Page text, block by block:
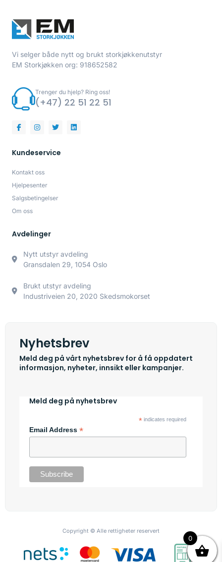
Vi selger både nytt og brukt storkjøkkenutstyr
EM Storkjøkken org: 918652582
Trenger du hjelp? Ring oss!
(+47) 22 51 22 51
Kundeservice
Kontakt oss
Hjelpesenter
Salgsbetingelser
Om oss
Avdelinger
Nytt utstyr avdeling
Gransdalen 29, 1054 Oslo
Brukt utstyr avdeling
Industriveien 20, 2020 Skedsmokorset
Nyhetsbrev
Meld deg på vårt nyhetsbrev for å få oppdatert
informasjon, nyheter, innsikt eller kampanjer.
Meld deg på nyhetsbrev
*indicates required
Email Address *
Copyright © Alle rettigheter reservert
0